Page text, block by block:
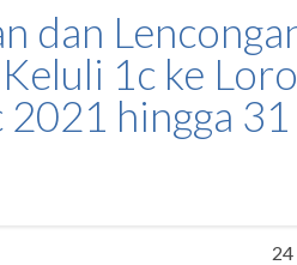
dan
1c ke
hingga